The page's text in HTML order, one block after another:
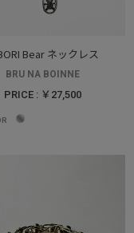
Bear ネックレス
BRU NA BOINNE
PRICE : ￥27,500